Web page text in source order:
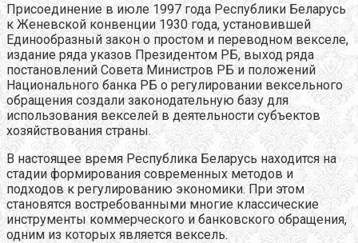
Присоединение в июле 1997 года Республики Беларусь
к Женевской конвенции 1930 года, установившей
Единообразный закон о простом и переводном векселе,
издание ряда указов Президентом РБ, выход ряда
постановлений Совета Министров РБ и положений
Национального банка РБ о регулировании вексельного
обращения создали законодательную базу для
использования векселей в деятельности субъектов
хозяйствования страны.
В настоящее время Республика Беларусь находится на
стадии формирования современных методов и
подходов к регулированию экономики. При этом
становятся востребованными многие классические
инструменты коммерческого и банковского обращения,
одним из которых является вексель.